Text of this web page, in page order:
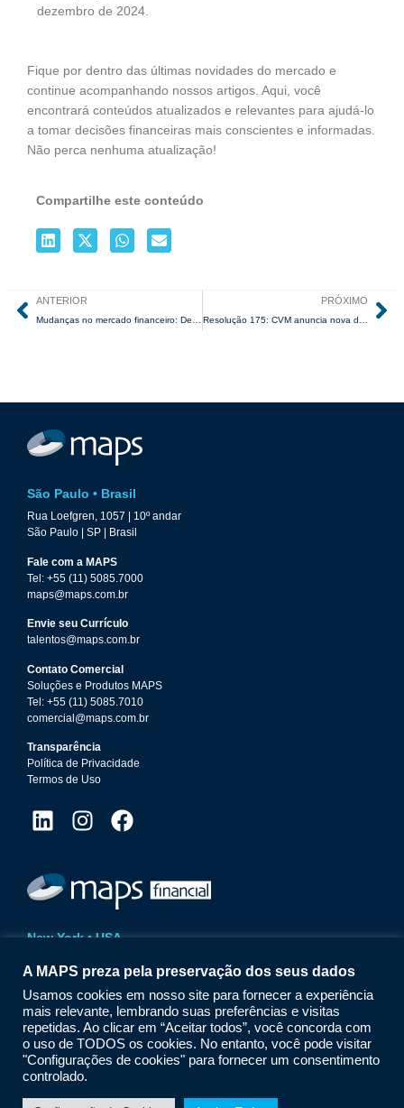
dezembro de 2024.
Fique por dentro das últimas novidades do mercado e
continue acompanhando nossos artigos. Aqui, você
encontrará conteúdos atualizados e relevantes para ajudá-lo
a tomar decisões financeiras mais conscientes e informadas.
Não perca nenhuma atualização!
Compartilhe este conteúdo
ANTERIOR
Mudanças no mercado financeiro: Descubra as atualizações trazidas pela CVM 175 e como se adequar.
PRÓXIMO
Resolução 175: CVM anuncia nova data para a entrada em vigor do novo marco regulatório de fundos de investimento
São Paulo • Brasil
Rua Loefgren, 1057 | 10º andar
São Paulo | SP | Brasil
Fale com a MAPS
Tel: +55 (11) 5085.7000
maps@maps.com.br
Envie seu Currículo
talentos@maps.com.br
Contato Comercial
Soluções e Produtos MAPS
Tel: +55 (11) 5085.7010
comercial@maps.com.br
Transparência
Política de Privacidade
Termos de Uso
New York • USA
New York | NY | 10005
Phone: +1 (212) 618.1825
maps@mapsfinancial.com
www.mapsfinancial.com
A MAPS preza pela preservação dos seus dados
Usamos cookies em nosso site para fornecer a experiência
mais relevante, lembrando suas preferências e visitas
repetidas. Ao clicar em “Aceitar todos”, você concorda com
o uso de TODOS os cookies. No entanto, você pode visitar
"Configurações de cookies" para fornecer um consentimento
controlado.